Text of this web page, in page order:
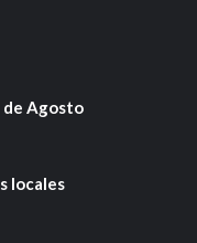
de Agosto
locales